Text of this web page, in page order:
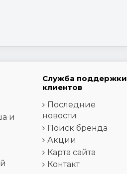
и
Служба поддержки
клиентов
Последние
новости
Поиск бренда
Акции
Карта сайта
Контакт